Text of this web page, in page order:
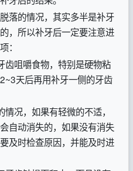
落的情况，其实多半是补牙
，所以补牙后一定要注意进
：
齿咀嚼食物，特别是硬物粘
天后再用补牙一侧的牙齿
况，如果有轻微的不适，
自动消失的，如果没有消失
及时检查原因，并能及时进